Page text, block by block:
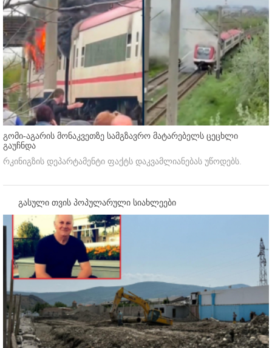
გომი-აგარის მონაკვეთზე სამგზავრო მატარებელს ცეცხლი
გაუჩნდა
რკინიგზის დეპარტამენტი ფაქტს დაკვამლიანებას უწოდებს.
გასული თვის პოპულარული სიახლეები